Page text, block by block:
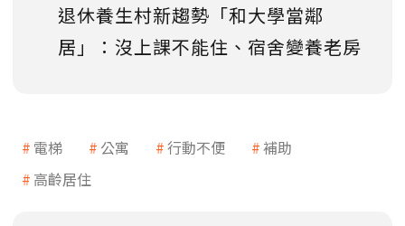
退休養生村新趨勢「和大學當鄰
居」：沒上課不能住、宿舍變養老房
電梯 公寓 行動不便
補助
高齡居住